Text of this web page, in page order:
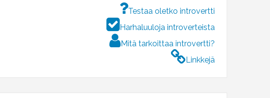
Testaa oletko introvertti
Harhaluuloja introverteista
Mitä tarkoittaa introvertti?
Linkkejä